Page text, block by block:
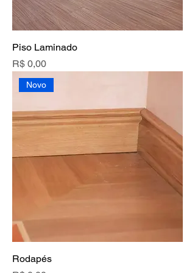
Piso Laminado
Preço
R$ 0,00
Novo
Rodapés